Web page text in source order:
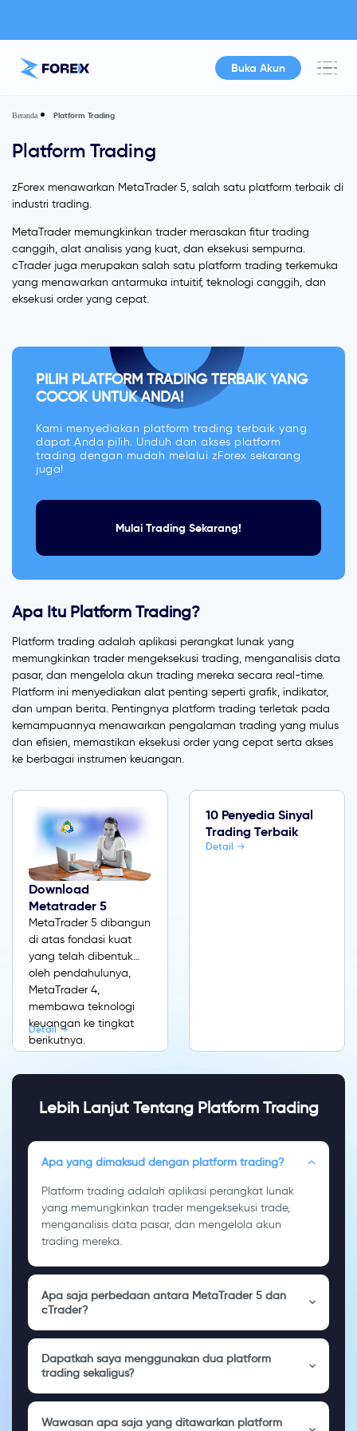
Buka Akun
Beranda Platform Trading
Platform Trading
zForex menawarkan MetaTrader 5, salah satu platform terbaik di
industri trading.
MetaTrader memungkinkan trader merasakan fitur trading
canggih, alat analisis yang kuat, dan eksekusi sempurna.
cTrader juga merupakan salah satu platform trading terkemuka
yang menawarkan antarmuka intuitif, teknologi canggih, dan
eksekusi order yang cepat.
PILIH PLATFORM TRADING TERBAIK YANG
COCOK UNTUK ANDA!
Kami menyediakan platform trading terbaik yang
dapat Anda pilih. Unduh dan akses platform
trading dengan mudah melalui zForex sekarang
juga!
Mulai Trading Sekarang!
Apa Itu Platform Trading?
Platform trading adalah aplikasi perangkat lunak yang
memungkinkan trader mengeksekusi trading, menganalisis data
pasar, dan mengelola akun trading mereka secara real-time.
Platform ini menyediakan alat penting seperti grafik, indikator,
dan umpan berita. Pentingnya platform trading terletak pada
kemampuannya menawarkan pengalaman trading yang mulus
dan efisien, memastikan eksekusi order yang cepat serta akses
ke berbagai instrumen keuangan.
Download
Metatrader 5
MetaTrader 5 dibangun
di atas fondasi kuat
yang telah dibentuk
oleh pendahulunya,
MetaTrader 4,
membawa teknologi
keuangan ke tingkat
berikutnya.
Detail
10 Penyedia Sinyal
Trading Terbaik
Detail
Lebih Lanjut Tentang Platform Trading
Apa yang dimaksud dengan platform trading?
Platform trading adalah aplikasi perangkat lunak
yang memungkinkan trader mengeksekusi trade,
menganalisis data pasar, dan mengelola akun
trading mereka.
Apa saja perbedaan antara MetaTrader 5 dan
cTrader?
Dapatkah saya menggunakan dua platform
trading sekaligus?
Wawasan apa saja yang ditawarkan platform